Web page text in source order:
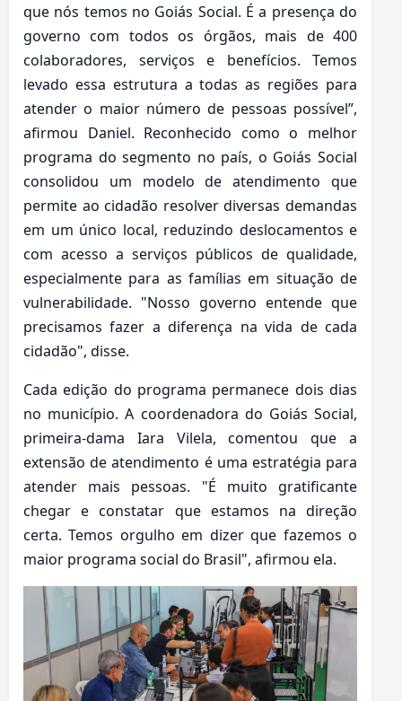
que nós temos no Goiás Social. É a presença do
governo com todos os órgãos, mais de 400
colaboradores, serviços e benefícios. Temos
levado essa estrutura a todas as regiões para
atender o maior número de pessoas possível”,
afirmou Daniel. Reconhecido como o melhor
programa do segmento no país, o Goiás Social
consolidou um modelo de atendimento que
permite ao cidadão resolver diversas demandas
em um único local, reduzindo deslocamentos e
com acesso a serviços públicos de qualidade,
especialmente para as famílias em situação de
vulnerabilidade. "Nosso governo entende que
precisamos fazer a diferença na vida de cada
cidadão", disse.
Cada edição do programa permanece dois dias
no município. A coordenadora do Goiás Social,
primeira-dama Iara Vilela, comentou que a
extensão de atendimento é uma estratégia para
atender mais pessoas. "É muito gratificante
chegar e constatar que estamos na direção
certa. Temos orgulho em dizer que fazemos o
maior programa social do Brasil", afirmou ela.